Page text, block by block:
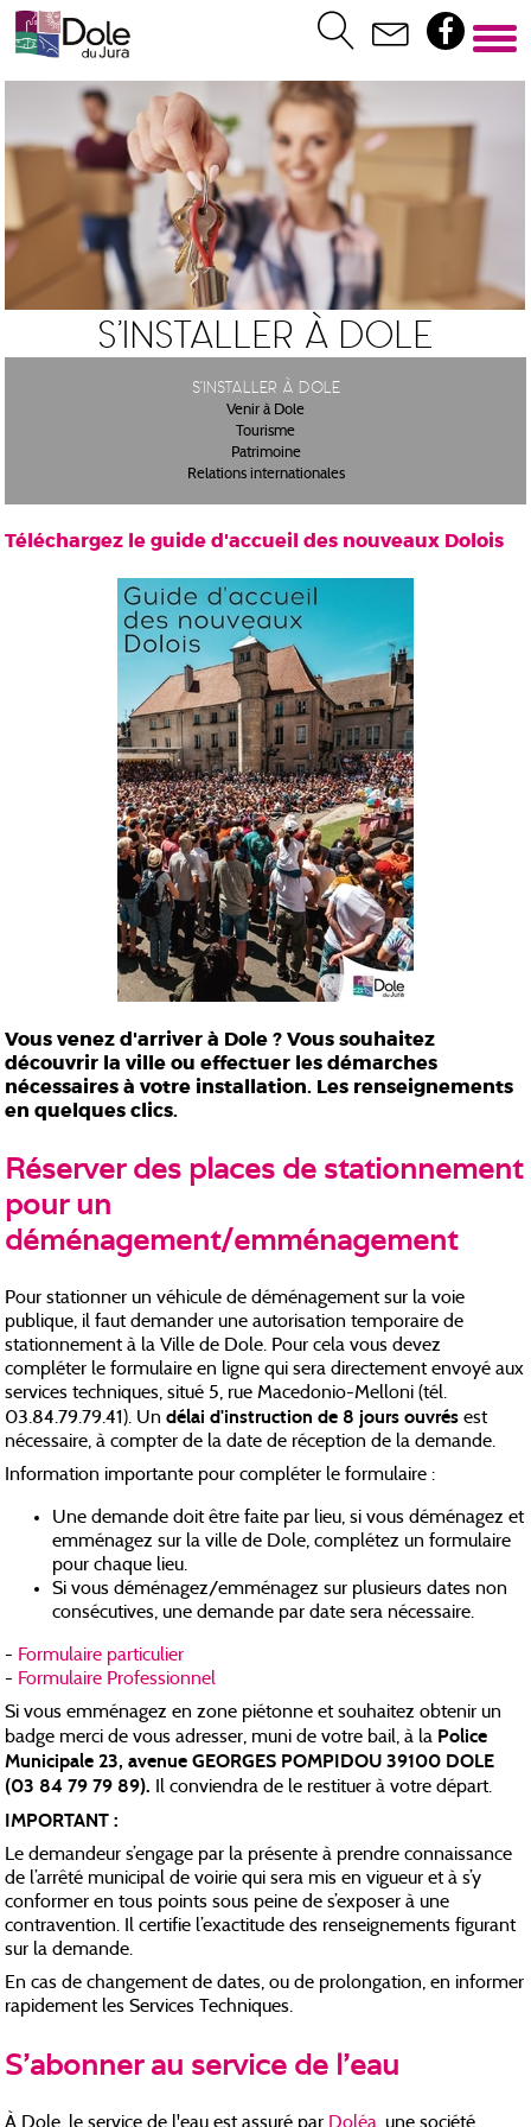
S'installer à Dole
S'installer à Dole
Venir à Dole
Tourisme
Patrimoine
Relations internationales
Téléchargez le guide d'accueil des nouveaux Dolois
Vous venez d'arriver à Dole ? Vous souhaitez
découvrir la ville ou effectuer les démarches
nécessaires à votre installation. Les renseignements
en quelques clics.
Réserver des places de stationnement
pour un
déménagement/emménagement
Pour stationner un véhicule de déménagement sur la voie
publique, il faut demander une autorisation temporaire de
stationnement à la Ville de Dole. Pour cela vous devez
compléter le formulaire en ligne qui sera directement envoyé aux
services techniques, situé 5, rue Macedonio-Melloni (tél.
03.84.79.79.41). Undélai d'instruction de 8 jours ouvrésest
nécessaire, à compter de la date de réception de la demande.
Information importante pour compléter le formulaire :
Une demande doit être faite par lieu, si vous déménagez et
emménagez sur la ville de Dole, complétez un formulaire
pour chaque lieu.
Si vous déménagez/emménagez sur plusieurs dates non
consécutives, une demande par date sera nécessaire.
- Formulaire particulier
- Formulaire Professionnel
Si vous emménagez en zone piétonne et souhaitez obtenir un
badge merci de vous adresser, muni de votre bail, à la Police
Municipale 23, avenue GEORGES POMPIDOU 39100 DOLE
(03 84 79 79 89).
Il conviendra de le restituer à votre départ.
IMPORTANT :
Le demandeur s’engage par la présente à prendre connaissance
de l’arrêté municipal de voirie qui sera mis en vigueur et à s’y
conformer en tous points sous peine de s’exposer à une
contravention. Il certifie l’exactitude des renseignements figurant
sur la demande.
En cas de changement de dates, ou de prolongation, en informer
rapidement les Services Techniques.
S'abonner au service de l'eau
À Dole, le service de l'eau est assuré par Doléa , une société